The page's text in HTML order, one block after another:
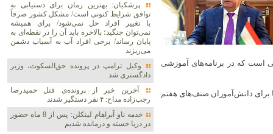
است که در برنامه‌های آموزشی
برای دانش‌آموزان صنف‌های هفتم
پزشکیان‌: بهترین زمان برای دستیابی به
توافق شرایط کنونی است/ مشکل کشور صرفاً
با تغییر افراد حل نمی‌شود/ برای همیشه
نمی‌توان جنگید؛ بالاخره باید آن را در نقطه‌ای به
پایان رساند/ برخی افراد آب به آسیاب دشمن
می‌ریزند
وکیل ترامپ در پرونده حق‌السکوت، وزیر
دادگستری شد
آخرین خبر از پرونده‌ی قتل حمیدرضا
رجب‌زاده مداح: ۴ نفر دستگیر شدند
خدمه ناو آبراهام لینکلن: پس از 8 ماه حضور
در دریا خسته و درمانده‌ شدیم